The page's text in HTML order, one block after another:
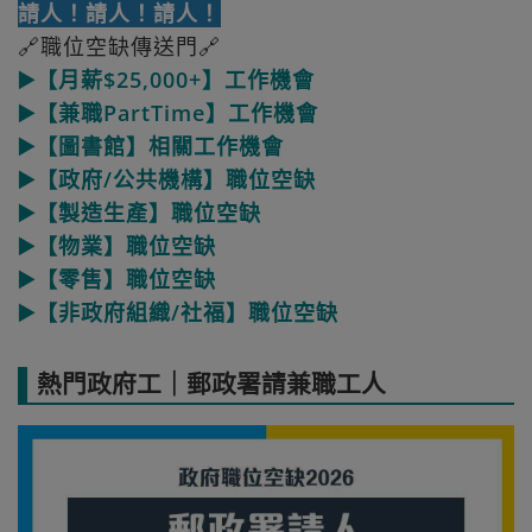
請人！請人！請人！
🔗職位空缺傳送門🔗
▶️【月薪$25,000+】工作機會
▶️【兼職PartTime】工作機會
▶️【圖書館】相關工作機會
▶️【政府/公共機構】職位空缺
▶️【製造生產】職位空缺
▶️【物業】職位空缺
▶️【零售】職位空缺
▶️【非政府組織/社福】職位空缺
熱門政府工｜郵政署請兼職工人